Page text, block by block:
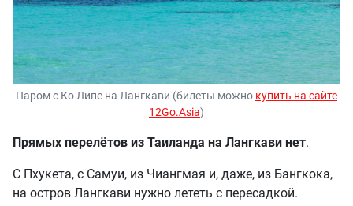
Паром с Ко Липе на Лангкави (билеты можно купить на сайте
12Go.Asia)
Прямых перелётов из Таиланда на Лангкави нет.
С Пхукета, с Самуи, из Чиангмая и, даже, из Бангкока,
на остров Лангкави нужно лететь с пересадкой.